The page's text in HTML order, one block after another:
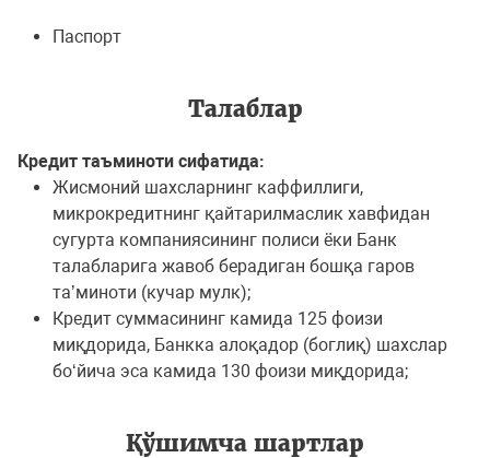
Паспорт
Талаблар
Кредит таъминоти сифатида:
Жисмоний шахсларнинг каффиллиги,
микрокредитнинг қайтарилмаслик хавфидан
сугурта компаниясининг полиси ёки Банк
талабларига жавоб берадиган бошқа гаров
таʼминоти (кучар мулк);
Кредит суммасининг камида 125 фоизи
миқдорида, Банкка алоқадор (боглиқ) шахслар
боʻйича эса камида 130 фоизи миқдорида;
Қўшимча шартлар